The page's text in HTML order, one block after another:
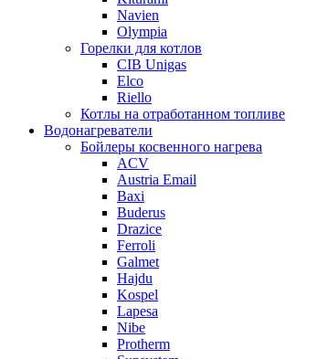
Navien
Olympia
Горелки для котлов
CIB Unigas
Elco
Riello
Котлы на отработанном топливе
Водонагреватели
Бойлеры косвенного нагрева
ACV
Austria Email
Baxi
Buderus
Drazice
Ferroli
Galmet
Hajdu
Kospel
Lapesa
Nibe
Protherm